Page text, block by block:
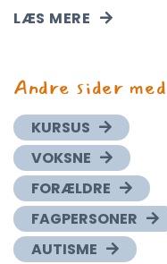
LÆS MERE
Andre sider
KURSUS
VOKSNE
FORÆLDRE
FAGPERSONER
AUTISME